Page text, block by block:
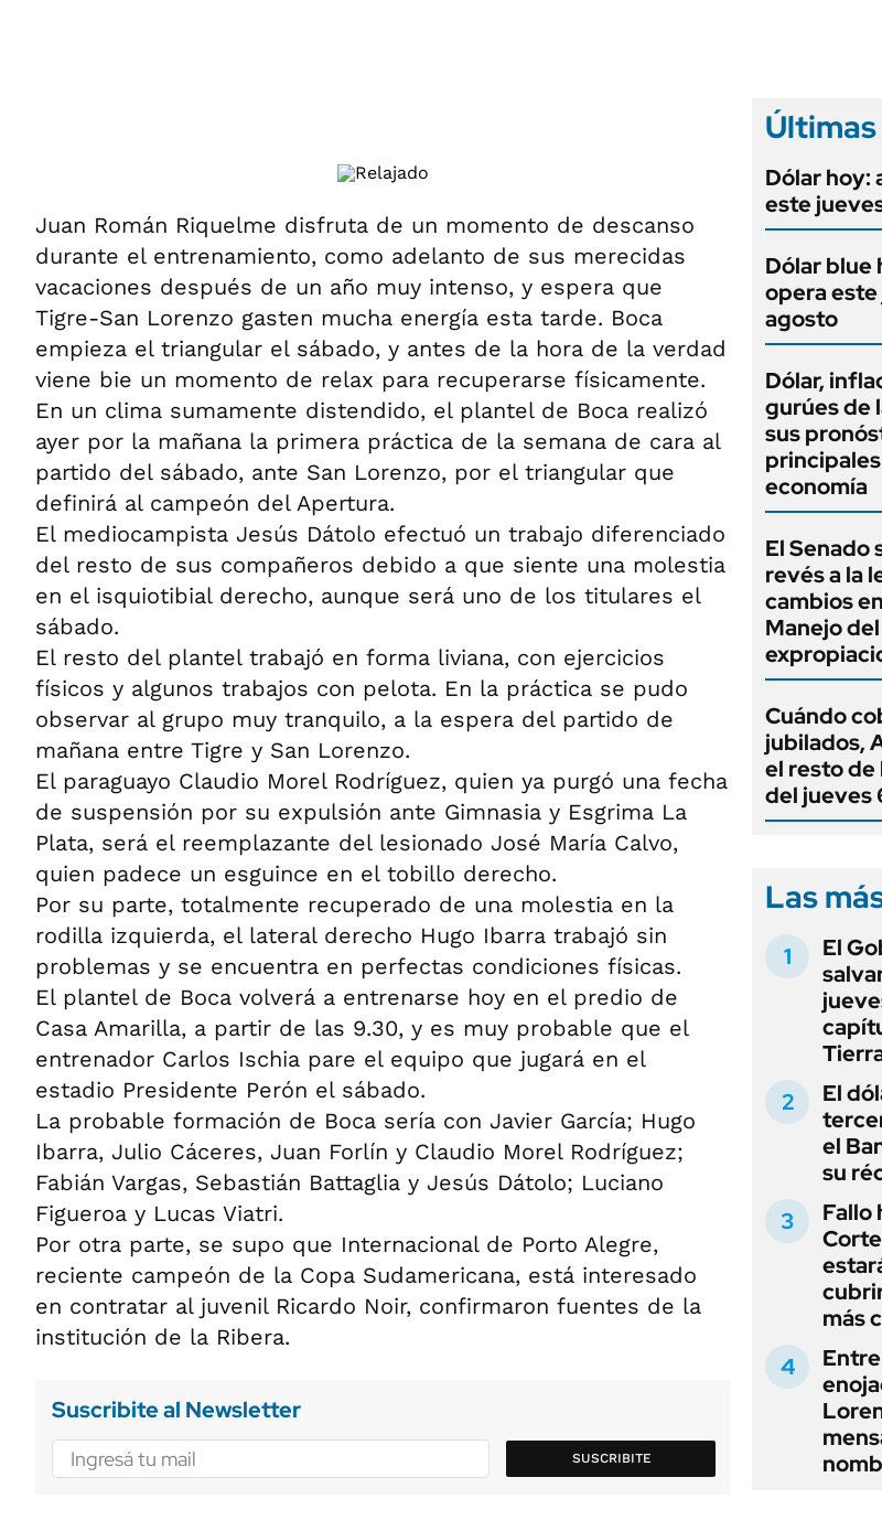
Juan Román Riquelme disfruta de un momento de descanso
durante el entrenamiento, como adelanto de sus merecidas
vacaciones después de un año muy intenso, y espera que
Tigre-San Lorenzo gasten mucha energía esta tarde. Boca
empieza el triangular el sábado, y antes de la hora de la verdad
viene bie un momento de relax para recuperarse físicamente.
En un clima sumamente distendido, el plantel de Boca realizó
ayer por la mañana la primera práctica de la semana de cara al
partido del sábado, ante San Lorenzo, por el triangular que
definirá al campeón del Apertura.
El mediocampista Jesús Dátolo efectuó un trabajo diferenciado
del resto de sus compañeros debido a que siente una molestia
en el isquiotibial derecho, aunque será uno de los titulares el
sábado.
El resto del plantel trabajó en forma liviana, con ejercicios
físicos y algunos trabajos con pelota. En la práctica se pudo
observar al grupo muy tranquilo, a la espera del partido de
mañana entre Tigre y San Lorenzo.
El paraguayo Claudio Morel Rodríguez, quien ya purgó una fecha
de suspensión por su expulsión ante Gimnasia y Esgrima La
Plata, será el reemplazante del lesionado José María Calvo,
quien padece un esguince en el tobillo derecho.
Por su parte, totalmente recuperado de una molestia en la
rodilla izquierda, el lateral derecho Hugo Ibarra trabajó sin
problemas y se encuentra en perfectas condiciones físicas.
El plantel de Boca volverá a entrenarse hoy en el predio de
Casa Amarilla, a partir de las 9.30, y es muy probable que el
entrenador Carlos Ischia pare el equipo que jugará en el
estadio Presidente Perón el sábado.
La probable formación de Boca sería con Javier García; Hugo
Ibarra, Julio Cáceres, Juan Forlín y Claudio Morel Rodríguez;
Fabián Vargas, Sebastián Battaglia y Jesús Dátolo; Luciano
Figueroa y Lucas Viatri.
Por otra parte, se supo que Internacional de Porto Alegre,
reciente campeón de la Copa Sudamericana, está interesado
en contratar al juvenil Ricardo Noir, confirmaron fuentes de la
institución de la Ribera.
Suscribite al Newsletter
SUSCRIBITE
Dólar hoy:
este
Dólar blue
opera
agosto
Dólar,
gurúes de
sus
economía
El Senado
revés a la
cambios
Manejo
Cuándo
jubilados,
el resto de
del jueves
Las
El
El
el
su
Fallo
más